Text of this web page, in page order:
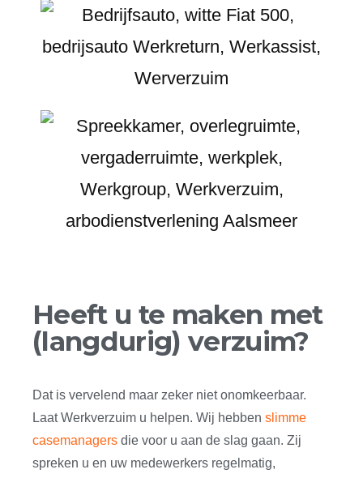
Heeft u te maken met
(langdurig) verzuim?
Dat is vervelend maar zeker niet onomkeerbaar.
Laat Werkverzuim u helpen. Wij hebben slimme
casemanagers die voor u aan de slag gaan. Zij
spreken u en uw medewerkers regelmatig,